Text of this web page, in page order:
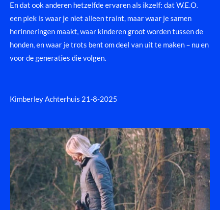
En dat ook anderen hetzelfde ervaren als ikzelf: dat W.E.O.
een plek is waar je niet alleen traint, maar waar je samen
herinneringen maakt, waar kinderen groot worden tussen de
honden, en waar je trots bent om deel van uit te maken – nu en
voor de generaties die volgen.
Kimberley Achterhuis 21-8-2025